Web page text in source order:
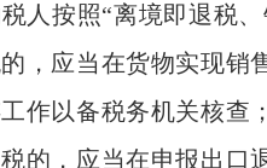
人按照“离境即退税
，应当在货物实现销
作以备税务机关核查
的，应当在申报出口